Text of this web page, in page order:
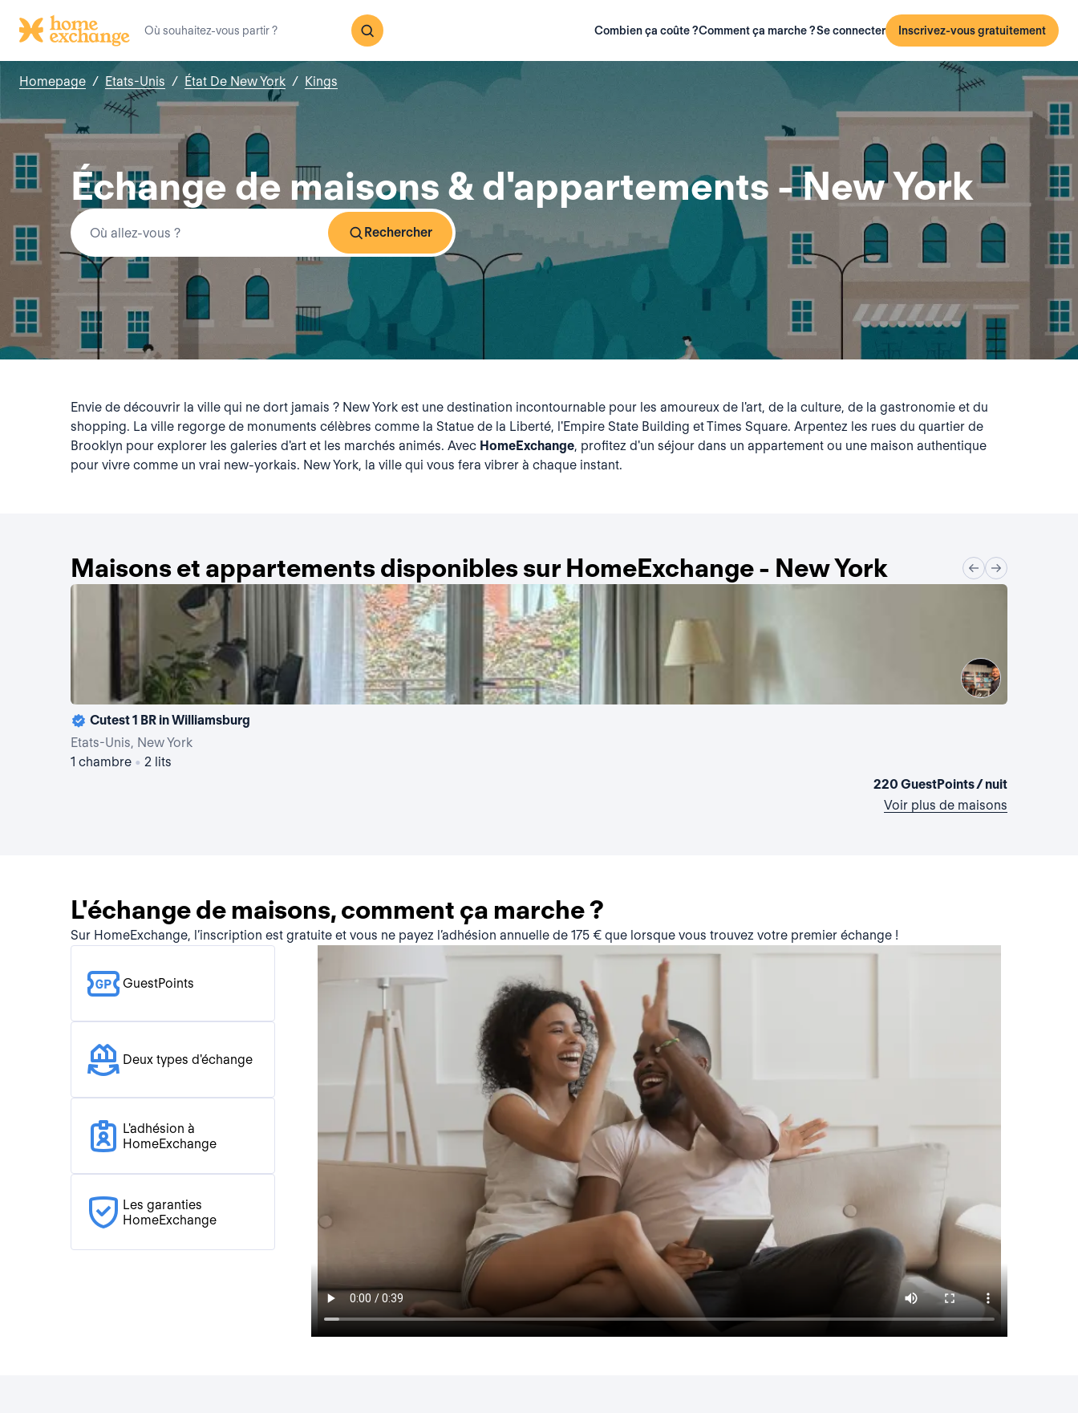
Combien ça coûte ?Comment ça marche ?Se connecter Inscrivez-vous gratuitement
Homepage / Etats-Unis / État De New York / Kings
Échange de maisons & d'appartements - New York
Rechercher
Envie de découvrir la ville qui ne dort jamais ? New York est une destination incontournable pour les amoureux de l'art, de la culture, de la gastronomie et du
shopping. La ville regorge de monuments célèbres comme la Statue de la Liberté, l'Empire State Building et Times Square. Arpentez les rues du quartier de
Brooklyn pour explorer les galeries d'art et les marchés animés. Avec HomeExchange, profitez d'un séjour dans un appartement ou une maison authentique
pour vivre comme un vrai new-yorkais. New York, la ville qui vous fera vibrer à chaque instant.
Maisons et appartements disponibles sur HomeExchange - New York
Cutest 1 BR in Williamsburg
Etats-Unis, New York
1 chambre • 2 lits
220 GuestPoints / nuit
Voir plus de maisons
L'échange de maisons, comment ça marche ?
Sur HomeExchange, l’inscription est gratuite et vous ne payez l’adhésion annuelle de 175 € que lorsque vous trouvez votre premier échange !
GuestPoints
Deux types d'échange
L'adhésion à
HomeExchange
Les garanties
HomeExchange